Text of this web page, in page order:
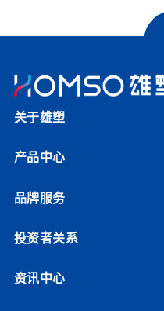
关于雄塑
产品中心
品牌服务
投资者关系
资讯中心